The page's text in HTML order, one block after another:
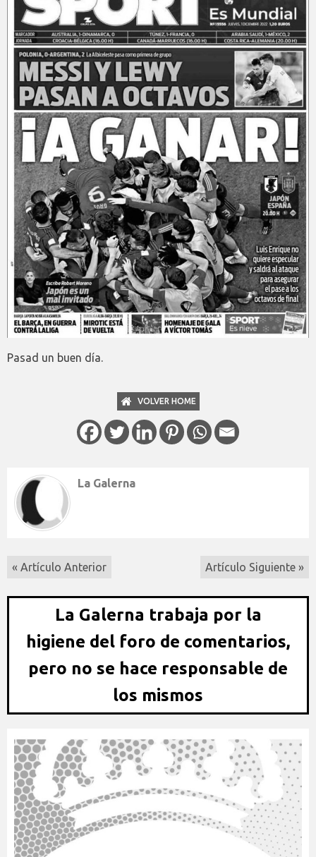
Pasad un buen día.
VOLVER HOME
La Galerna
« Artículo Anterior Artículo Siguiente »
La Galerna trabaja por la
higiene del foro de comentarios,
pero no se hace responsable de
los mismos